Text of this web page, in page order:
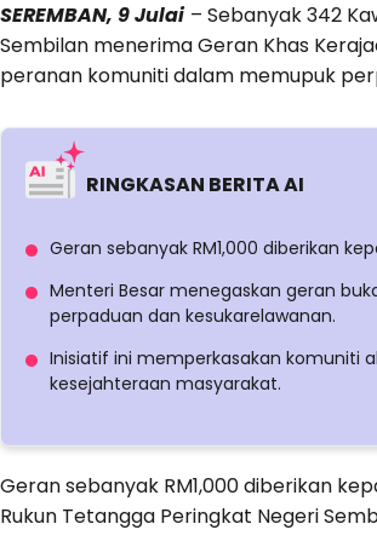
SEREMBAN, 9 Julai – Sebanyak 342
Sembilan menerima Geran Khas
peranan komuniti dalam memupuk
RINGKASAN BERITA AI
Geran sebanyak RM1,000 diberikan
Menteri Besar menegaskan geran
perpaduan dan kesukarelawanan.
Inisiatif ini memperkasakan komuniti
kesejahteraan masyarakat.
Geran sebanyak RM1,000 diberikan
Rukun Tetangga Peringkat Negeri